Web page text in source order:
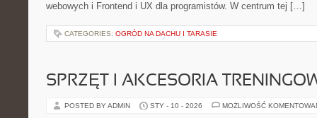
webowych i Frontend i UX dla programistów. W centrum tej […]
CATEGORIES: OGRÓD NA DACHU I TARASIE
SPRZĘT I AKCESORIA
POSTED BY ADMIN STY - 10 - 2026 MOŻLIWOŚĆ